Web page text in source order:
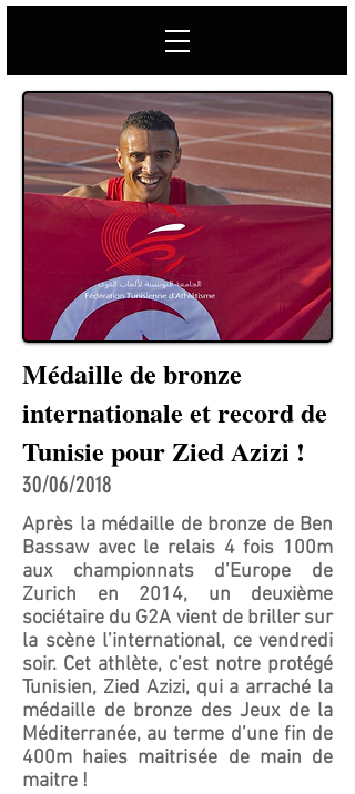
Médaille de bronze
internationale et record de
Tunisie pour Zied Azizi !
30/06/2018
Après la médaille de bronze de Ben
Bassaw avec le relais 4 fois 100m
aux championnats d’Europe de
Zurich en 2014, un deuxième
sociétaire du G2A vient de briller sur
la scène l’international, ce vendredi
soir. Cet athlète, c’est notre protégé
Tunisien, Zied Azizi, qui a arraché la
médaille de bronze des Jeux de la
Méditerranée, au terme d’une fin de
400m haies maitrisée de main de
maitre !